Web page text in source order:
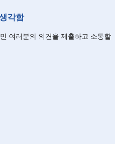
각함
여러분의 의견을 제출하고 소통할